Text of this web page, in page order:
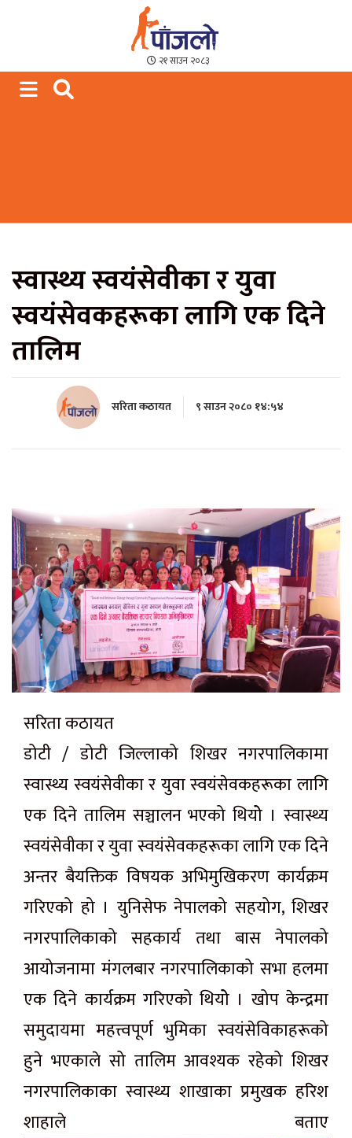
Paajalo News
We are from Far West Nepal
२१ साउन २०८३
स्वास्थ्य स्वयंसेवीका र युवा
स्वयंसेवकहरूका लागि एक दिने
तालिम
सरिता कठायत ९ साउन २०८० १४:५४
सरिता कठायत
डोटी / डोटी जिल्लाको शिखर नगरपालिकामा
स्वास्थ्य स्वयंसेवीका र युवा स्वयंसेवकहरूका लागि
एक दिने तालिम सञ्चालन भएको थियोे । स्वास्थ्य
स्वयंसेवीका र युवा स्वयंसेवकहरूका लागि एक दिने
अन्तर बैयक्तिक विषयक अभिमुखिकरण कार्यक्रम
गरिएको हो । युनिसेफ नेपालको सहयोग, शिखर
नगरपालिकाको सहकार्य तथा बास नेपालको
आयोजनामा मंगलबार नगरपालिकाको सभा हलमा
एक दिने कार्यक्रम गरिएको थियोे । खोप केन्द्रमा
समुदायमा महत्त्वपूर्ण भुमिका स्वयंसेविकाहरूको
हुने भएकाले सो तालिम आवश्यक रहेको शिखर
नगरपालिकाका स्वास्थ्य शाखाका प्रमुखक हरिश
शाहाले बताए